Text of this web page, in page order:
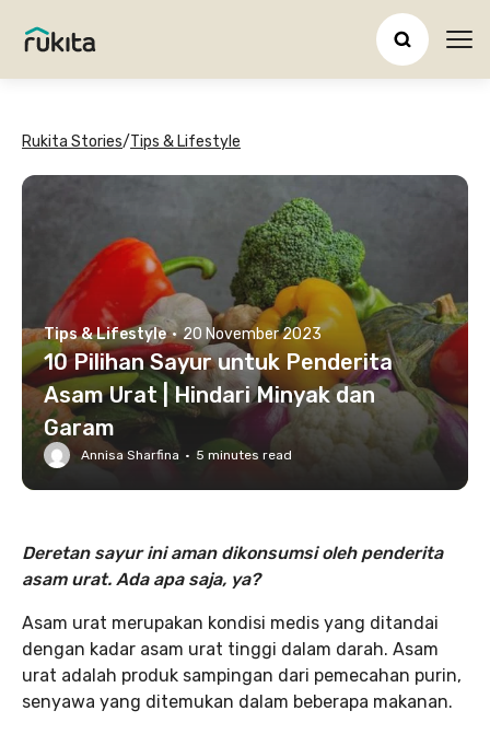
Rukita Stories/Tips & Lifestyle
Tips & Lifestyle · 20 November 2023
10 Pilihan Sayur untuk Penderita
Asam Urat | Hindari Minyak dan
Garam
Annisa Sharfina · 5 minutes read
Deretan sayur ini aman dikonsumsi oleh penderita
asam urat. Ada apa saja, ya?
Asam urat merupakan kondisi medis yang ditandai
dengan kadar asam urat tinggi dalam darah. Asam
urat adalah produk sampingan dari pemecahan purin,
senyawa yang ditemukan dalam beberapa makanan.